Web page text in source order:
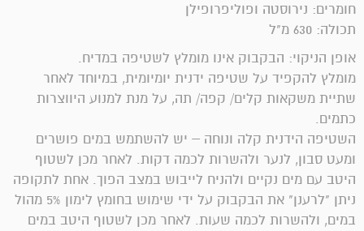
חומרים: נירוסטה ופוליפרופילן
תכולה: 630 מ"ל
אופן הניקוי: הבקבוק אינו מומלץ לשטיפה במדיח.
מומלץ להקפיד על שטיפה ידנית יומיומית, במיוחד לאחר
שתיית משקאות קלים/ קפה/ תה, על מנת למנוע היווצרות
כתמים.
השטיפה הידנית קלה ונוחה – יש להשתמש במים פושרים
ומעט סבון, לנער ולהשרות לכמה דקות. לאחר מכן לשטוף
היטב עם מים נקיים ולהניח לייבוש במצב הפוך. אחת לתקופה
ניתן "לרענן" את הבקבוק על ידי שימוש בחומץ לימון 5% מהול
במים, ולהשרות לכמה שעות. לאחר מכן לשטוף היטב במים